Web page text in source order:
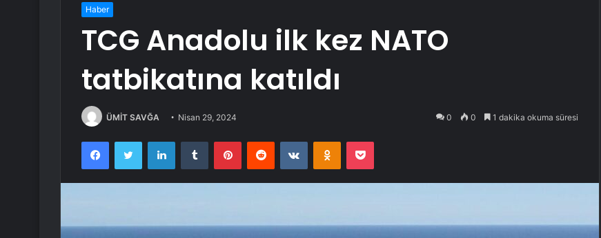
Haber
TCG Anadolu ilk kez NATO
tatbikatına katıldı
ÜMİT SAVĞA Nisan 29, 2024 0 0 1 dakika okuma süresi
FacebookTwitter LinkedInTumblr PinterestReddit VKontakteOdnoklassniki
Pocket